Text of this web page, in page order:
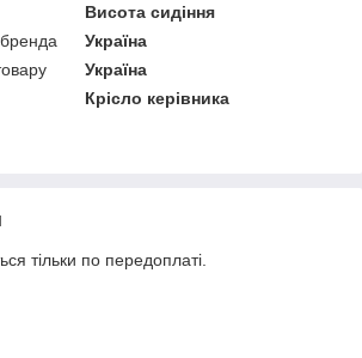
Висота сидіння
бренда
Україна
Україна
Крісло керівника
тільки по передоплаті.